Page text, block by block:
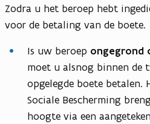
Zodra u het beroep hebt
voor de betaling van de boete.
Is uw beroep ongegrond
moet u alsnog binnen de
opgelegde boete betalen.
Sociale Bescherming
hoogte via een